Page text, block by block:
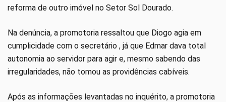
reforma de outro imóvel no Setor Sol Dourado.
Na denúncia, a promotoria ressaltou que Diogo agia em
cumplicidade com o secretário , já que Edmar dava total
autonomia ao servidor para agir e, mesmo sabendo das
irregularidades, não tomou as providências cabíveis.
Após as informações levantadas no inquérito, a promotoria